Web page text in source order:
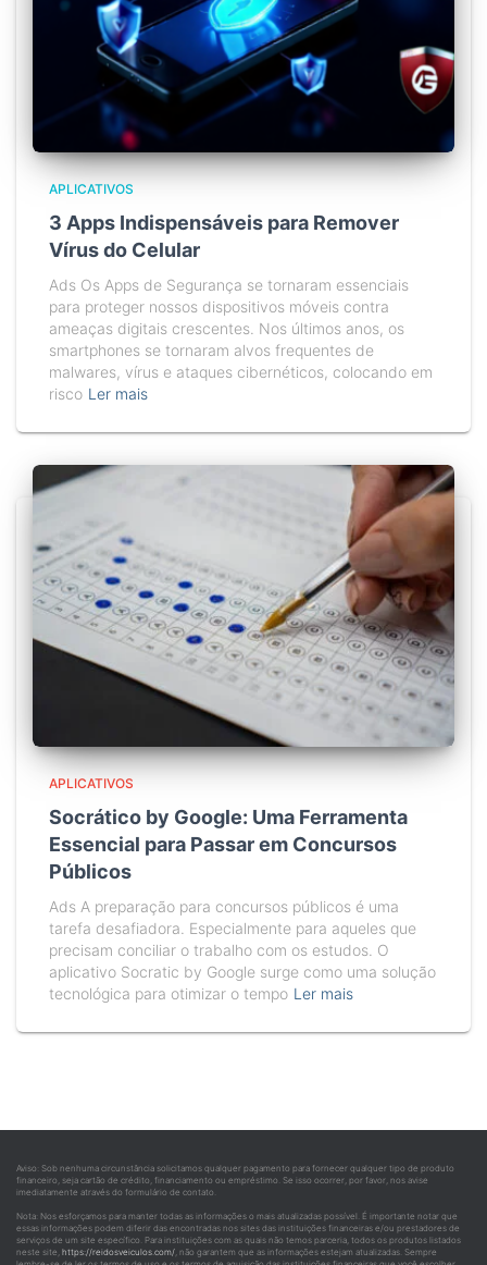
APLICATIVOS
3 Apps Indispensáveis para Remover
Vírus do Celular
Ads Os Apps de Segurança se tornaram essenciais
para proteger nossos dispositivos móveis contra
ameaças digitais crescentes. Nos últimos anos, os
smartphones se tornaram alvos frequentes de
malwares, vírus e ataques cibernéticos, colocando em
risco Ler mais
APLICATIVOS
Socrático by Google: Uma Ferramenta
Essencial para Passar em Concursos
Públicos
Ads A preparação para concursos públicos é uma
tarefa desafiadora. Especialmente para aqueles que
precisam conciliar o trabalho com os estudos. O
aplicativo Socratic by Google surge como uma solução
tecnológica para otimizar o tempo Ler mais
Aviso: Sob nenhuma circunstância solicitamos qualquer pagamento para fornecer qualquer tipo de produto
financeiro, seja cartão de crédito, financiamento ou empréstimo. Se isso ocorrer, por favor, nos avise
imediatamente através do formulário de contato.
Nota: Nos esforçamos para manter todas as informações o mais atualizadas possível. É importante notar que
essas informações podem diferir das encontradas nos sites das instituições financeiras e/ou prestadores de
serviços de um site específico. Para instituições com as quais não temos parceria, todos os produtos listados
neste site, https://reidosveiculos.com/, não garantem que as informações estejam atualizadas. Sempre